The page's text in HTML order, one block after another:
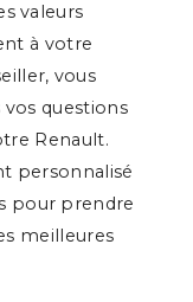
valeurs
à votre
vous
questions
Renault.
personnalisé
pour prendre
meilleures